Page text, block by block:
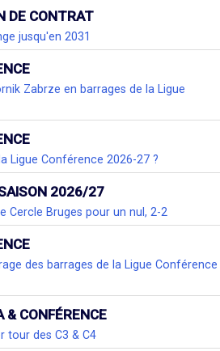
DE CONTRAT
jusqu'en 2031
Zabrze en barrages de la Ligue
Ligue Conférence 2026-27 ?
2026/27
Cercle Bruges pour un nul, 2-2
des barrages de la Ligue Conférence
& CONFÉRENCE
tour des C3 & C4